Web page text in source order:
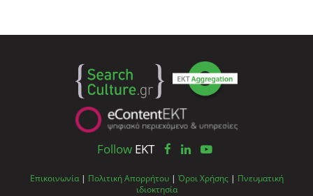
Follow EKT
Επικοινωνία | Πολιτική Απορρήτου | Όροι Χρήσης | Πνευματική
ιδιοκτησία